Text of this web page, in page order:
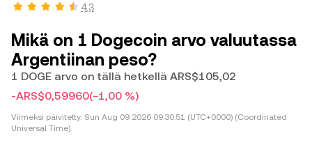
4,3
Mikä on 1 Dogecoin arvo valuutassa
Argentiinan peso?
1 DOGE arvo on tällä hetkellä ARS$105,02
-ARS$0,59960(−1,00 %)
Viimeksi päivitetty: Sun Aug 09 2026 09:30:51 (UTC+0000) (Coordinated
Universal Time)